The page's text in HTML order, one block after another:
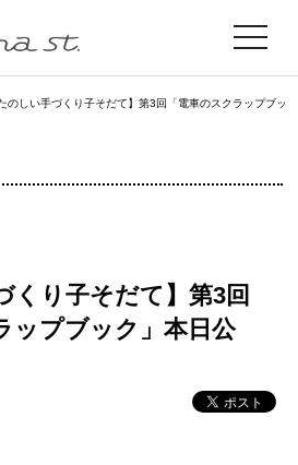
たのしい手づくり子そだて】第3回「電車のスクラップブッ
toggle
くり子そだて】第3回
ップブック」本日公